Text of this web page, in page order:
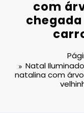
com
Natal
natalina com